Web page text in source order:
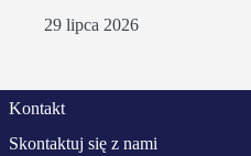
29 lipca 2026
Kontakt
Skontaktuj się z nami